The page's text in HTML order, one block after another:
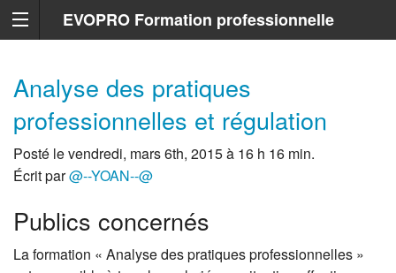
EVOPRO Formation professionnelle
Analyse des pratiques
professionnelles et régulation
Posté le vendredi, mars 6th, 2015 à 16 h 16 min.
Écrit par@--YOAN--@
Publics concernés
La formation « Analyse des pratiques professionnelles »